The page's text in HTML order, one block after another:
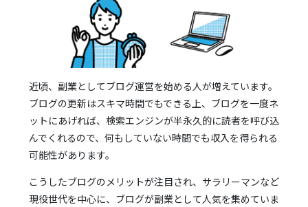
近頃、副業としてブログ運営を始める人が増えています。
ブログの更新はスキマ時間でもできる上、ブログを一度ネ
ットにあげれば、検索エンジンが半永久的に読者を呼び込
んでくれるので、何もしていない時間でも収入を得られる
可能性があります。
こうしたブログのメリットが注目され、サラリーマンなど
現役世代を中心に、ブログが副業として人気を集めていま